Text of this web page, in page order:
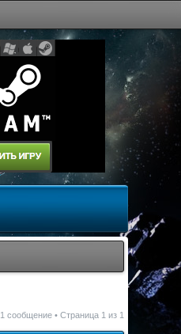
1 сообщение • Страница 1 из 1